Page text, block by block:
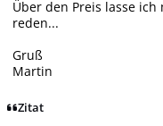
Über den Preis lasse
reden...
Gruß
Martin
Zitat